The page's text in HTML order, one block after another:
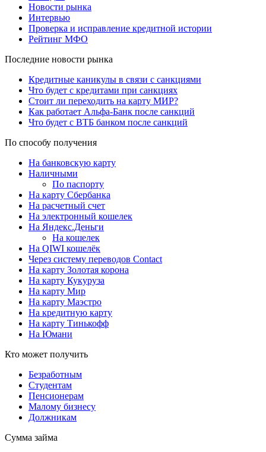
Новости рынка
Интервью
Проверка и исправление кредитной истории
Рейтинг МФО
Последние новости рынка
Кредитные каникулы в связи с санкциями
Что будет с кредитами при санкциях
Стоит ли переходить на карту МИР?
Как работает Альфа-Банк после санкций
Что будет с ВТБ банком после санкций
По способу получения
На банковскую карту
Наличными
По паспорту
На карту Сбербанка
На расчетный счет
На электронный кошелек
На Яндекс.Деньги
На кошелек
На QIWI кошелёк
Через систему переводов Contact
На карту Золотая корона
На карту Кукуруза
На карту Мир
На карту Маэстро
На кредитную карту
На карту Тинькофф
На Юмани
Кто может получить
Безработным
Студентам
Пенсионерам
Малому бизнесу
Должникам
Сумма займа